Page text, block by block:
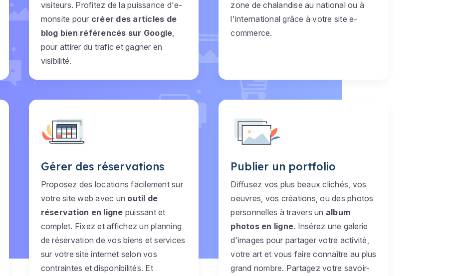
visiteurs. Profitez de la puissance d'e-
monsite pour créer des articles de
blog bien référencés sur Google
pour attirer du trafic et gagner en
visibilité.
zone de chalandise au national ou à
l'international grâce à votre site e-
commerce.
Gérer des réservations
Proposez des locations facilement sur
votre site web avec un outil de
réservation en ligne puissant et
complet. Fixez et affichez un planning
de réservation de vos biens et services
sur votre site internet selon vos
contraintes et disponibilités. Et
Publier un portfolio
Diffusez vos plus beaux clichés, vos
oeuvres, vos créations, ou des photos
personnelles à travers un album
photos en ligne. Insérez une galerie
d'images pour partager votre activité,
votre art et vous faire connaître au plus
grand nombre. Partagez votre savoir-